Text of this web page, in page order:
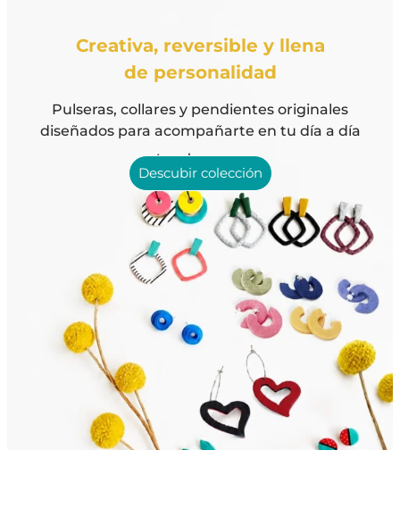
Creativa, reversible y llena
de personalidad
Pulseras, collares y pendientes originales
diseñados para acompañarte en tu día a día
Descubir colección